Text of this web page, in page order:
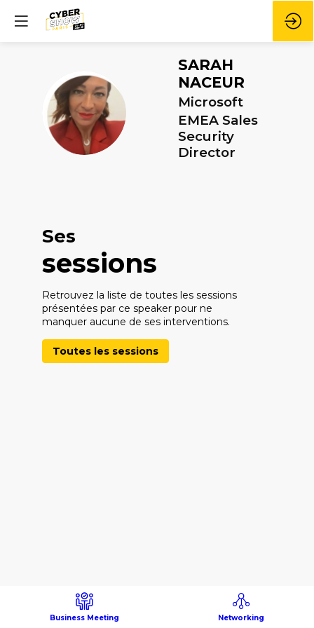
SN
SARAH
NACEUR
Microsoft
EMEA Sales
Security
Director
Ses
sessions
Retrouvez la liste de toutes les sessions
présentées par ce speaker pour ne
manquer aucune de ses interventions.
Toutes les sessions
Business Meeting Networking